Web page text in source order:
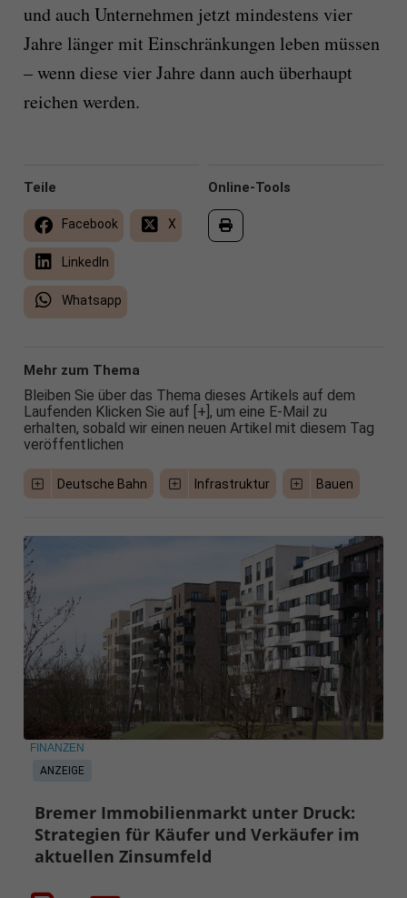
und auch Unternehmen jetzt mindestens vier
Jahre länger mit Einschränkungen leben müssen
– wenn diese vier Jahre dann auch überhaupt
reichen werden.
Online-Tools
Teile
Facebook X
LinkedIn
Whatsapp
Mehr zum Thema
Bleiben Sie über das Thema dieses Artikels auf dem
Laufenden Klicken Sie auf [+], um eine E-Mail zu
erhalten, sobald wir einen neuen Artikel mit diesem Tag
veröffentlichen
Deutsche Bahn Infrastruktur Bauen
ANZEIGE
FINANZEN
Bremer Immobilienmarkt unter Druck:
Strategien für Käufer und Verkäufer im
aktuellen Zinsumfeld